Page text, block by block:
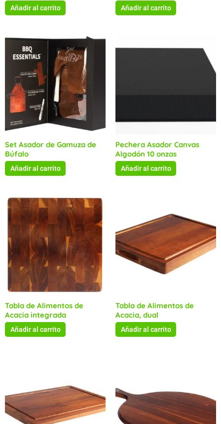
Añadir al carrito Añadir al carrito
Set Asador de Gamuza de
Búfalo
Añadir al carrito
Pechera Asador Canvas
Algodón 10 onzas
Añadir al carrito
Tabla de Alimentos de
Acacia integrada
Añadir al carrito
Tabla de Alimentos de
Acacia, dual
Añadir al carrito